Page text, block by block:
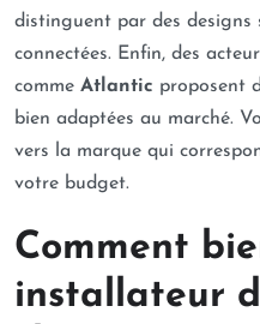
distinguent par des designs
connectées. Enfin, des
comme Atlantic proposent
bien adaptées au marché.
vers la marque qui
votre budget.
Comment
installateur